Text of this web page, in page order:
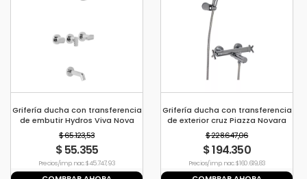
Grifería ducha con transferencia
de embutir Hydros Viva Nova
$ 65.123,53
$ 55.355
Precio s/imp. nac. $ 45.747,93
Grifería ducha con transferencia
de exterior cruz Piazza Novara
$ 228.647,06
$ 194.350
Precio s/imp. nac. $ 160.619,83